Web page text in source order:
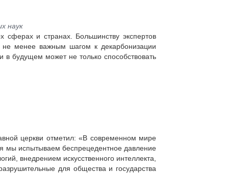
наук
сферах и странах. Большинству экспертов
менее важным шагом к декарбонизации
в будущем может не только способствовать
церкви отметил: «В современном мире
мы испытываем беспрецедентное давление
внедрением искусственного интеллекта,
для общества и государства